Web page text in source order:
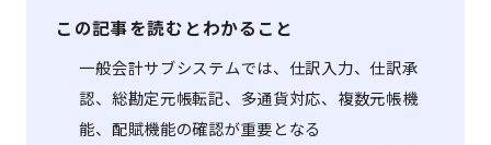
この記事を読むとわかること
一般会計サブシステムでは、仕訳入力、仕訳承
認、総勘定元帳転記、多通貨対応、複数元帳機
能、配賦機能の確認が重要となる